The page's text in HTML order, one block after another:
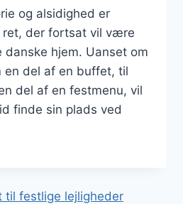
og alsidighed er
ret, der fortsat vil være
danske hjem. Uanset om
en del af en buffet, til
del af en festmenu, vil
finde sin plads ved
til festlige lejligheder